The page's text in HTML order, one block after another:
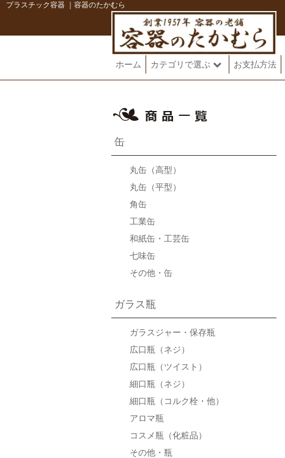
プラスチック容器 ｜容器のたかむら
ホーム カテゴリで選ぶ お支払方法
缶
丸缶（高型）
丸缶（平型）
角缶
工業缶
和紙缶・工芸缶
七味缶
その他・缶
ガラス瓶
ガラスジャー・保存瓶
広口瓶（ネジ）
広口瓶（ツイスト）
細口瓶（ネジ）
細口瓶（コルク栓・他）
アロマ瓶
コスメ瓶（化粧品）
その他・瓶